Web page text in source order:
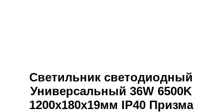
Светильник светодиодный
Универсальный 36W 6500K
1200х180х19мм IP40 Призма